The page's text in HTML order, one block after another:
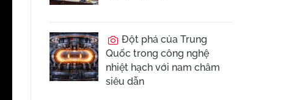
Đột phá của Trung
Quốc trong công nghệ
nhiệt hạch với nam châm
siêu dẫn